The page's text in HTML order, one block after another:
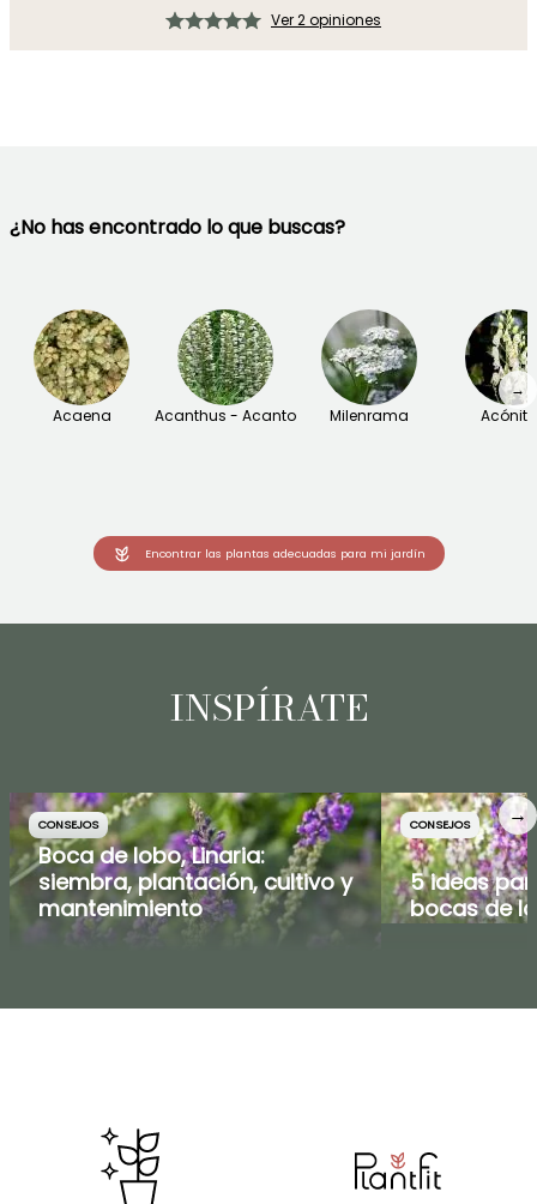
Ver 2 opiniones
¿No has encontrado lo que buscas?
Acaena Acanthus - Acanto Milenrama
→
Encontrar las plantas adecuadas para mi jardín
INSPÍRATE
CONSEJOS
Boca de lobo, Linaria:
siembra, plantación, cultivo y
mantenimiento
CONSEJOS
5 ideas
bocas de
→